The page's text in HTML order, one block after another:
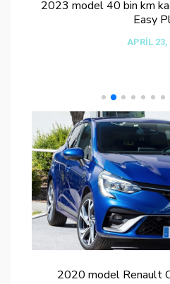
2023 model 40 bin km
Easy
APRIL 23,
2020 model Renault